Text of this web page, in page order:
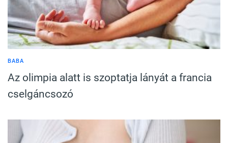
BABA
Az olimpia alatt is szoptatja lányát a francia
cselgáncsozó